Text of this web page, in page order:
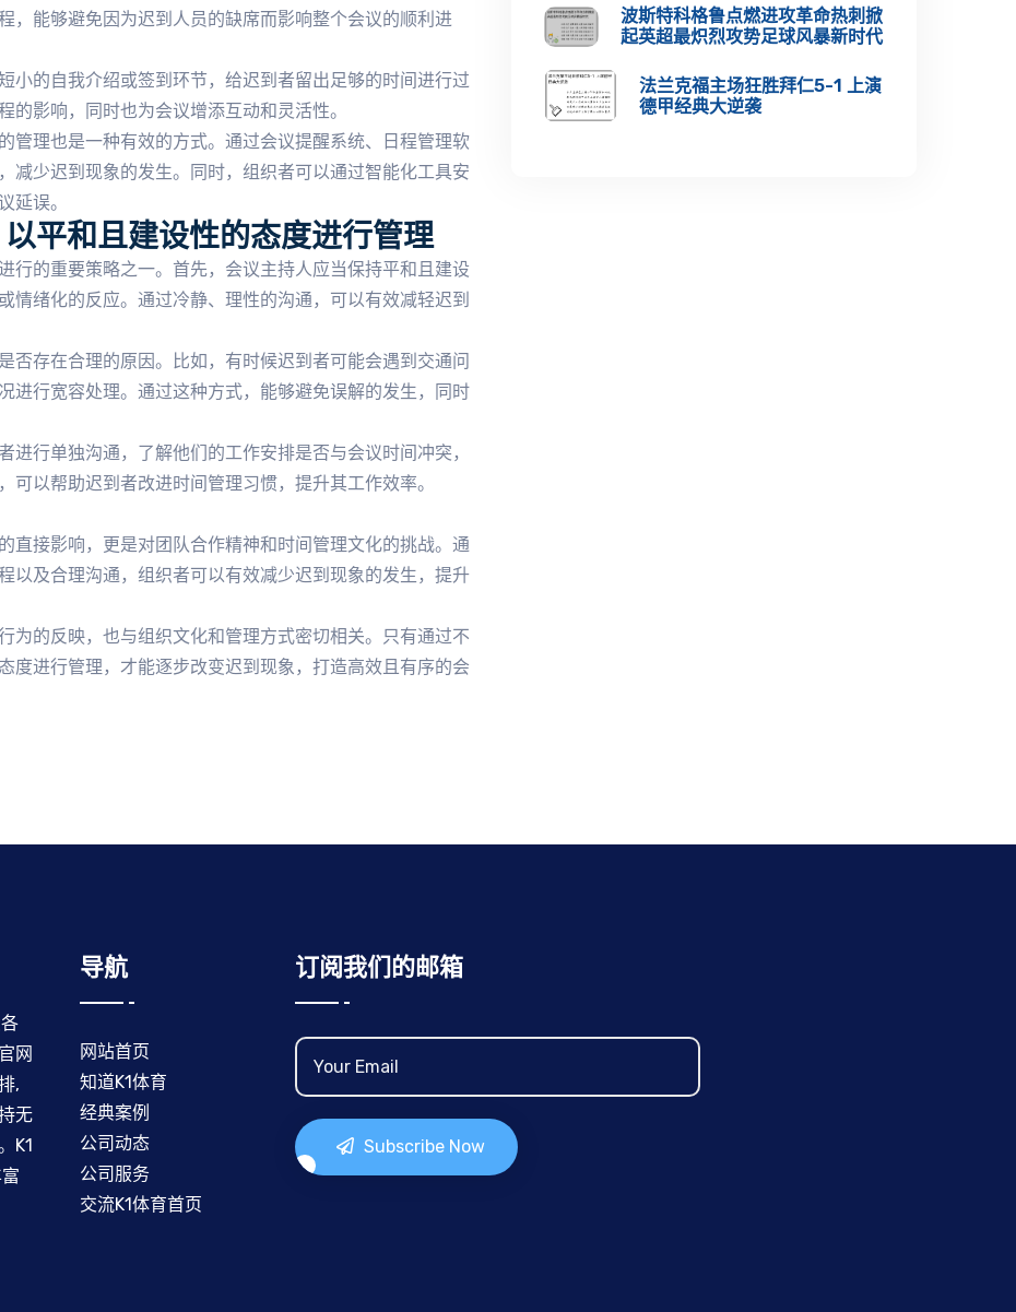
，能够避免因为迟到人员的缺席而影响整个会议的顺利进
小的自我介绍或签到环节，给迟到者留出足够的时间进行过
影响，同时也为会议增添互动和灵活性。
管理也是一种有效的方式。通过会议提醒系统、日程管理软
减少迟到现象的发生。同时，组织者可以通过智能化工具安
延误。
平和且建设性的态度进行管理
行的重要策略之一。首先，会议主持人应当保持平和且建设
情绪化的反应。通过冷静、理性的沟通，可以有效减轻迟到
否存在合理的原因。比如，有时候迟到者可能会遇到交通问
进行宽容处理。通过这种方式，能够避免误解的发生，同时
行单独沟通，了解他们的工作安排是否与会议时间冲突，
以帮助迟到者改进时间管理习惯，提升其工作效率。
直接影响，更是对团队合作精神和时间管理文化的挑战。通
以及合理沟通，组织者可以有效减少迟到现象的发生，提升
为的反映，也与组织文化和管理方式密切相关。只有通过不
度进行管理，才能逐步改变迟到现象，打造高效且有序的会
波斯特科格鲁点燃进攻革命热刺掀
起英超最炽烈攻势足球风暴新时代
法兰克福主场狂胜拜仁5-1 上演
德甲经典大逆袭
网
,
无
K1
导航
网站首页
知道K1体育
经典案例
公司动态
公司服务
交流K1体育首页
订阅我们的邮箱
Subscribe Now